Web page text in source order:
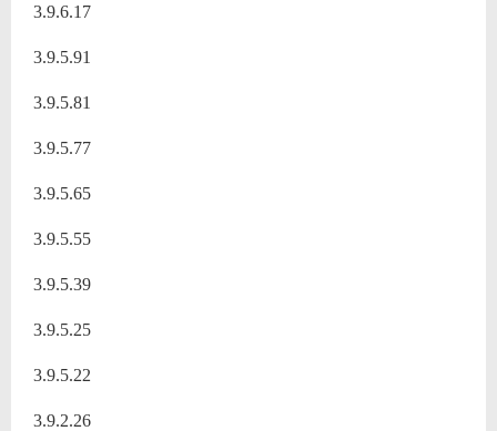
3.9.6.17
3.9.5.91
3.9.5.81
3.9.5.77
3.9.5.65
3.9.5.55
3.9.5.39
3.9.5.25
3.9.5.22
3.9.2.26